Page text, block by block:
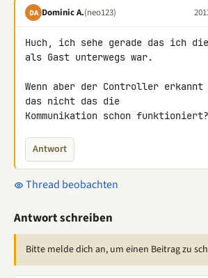
DA Dominic A.(neo123)
Huch, ich sehe gerade das ich
als Gast unterwegs war.
Wenn aber der Controller
das nicht das die
Kommunikation schon funktioniert?
Antwort
Thread beobachten
Antwort schreiben
Bitte melde dich an, um einen Beitrag zu